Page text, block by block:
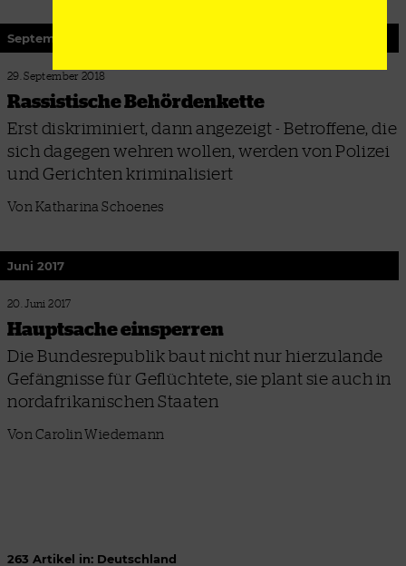
September 2018
29. September 2018
Rassistische Behördenkette
Erst diskriminiert, dann angezeigt - Betroffene, die
sich dagegen wehren wollen, werden von Polizei
und Gerichten kriminalisiert
Von Katharina Schoenes
Juni 2017
20. Juni 2017
Hauptsache einsperren
Die Bundesrepublik baut nicht nur hierzulande
Gefängnisse für Geflüchtete, sie plant sie auch in
nordafrikanischen Staaten
Von Carolin Wiedemann
263 Artikel in: Deutschland